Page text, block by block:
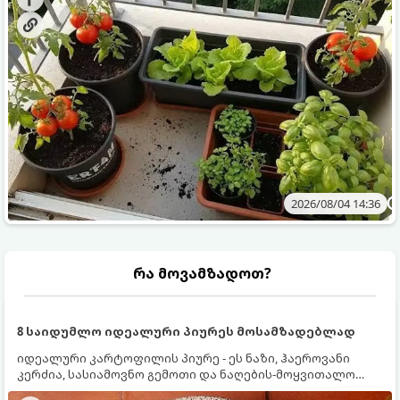
2026/08/04 14:36
რა მოვამზადოთ?
8 საიდუმლო იდეალური პიურეს მოსამზადებლად
იდეალური კარტოფილის პიურე - ეს ნაზი, ჰაეროვანი
კერძია, სასიამოვნო გემოთი და ნაღების-მოყვითალო
ფერით. მისი მომზადება ძალიან მარტივია, მაგრამ